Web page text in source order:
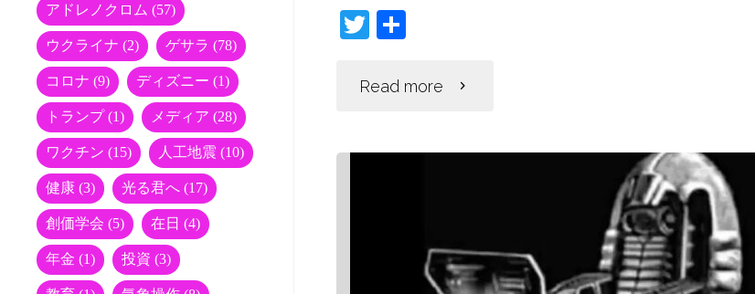
T
itt
Read more "悪
メ
アドレノクロム (57)
ウクライナ (2) ゲサラ (78)
コロナ (9) ディズニー (1)
トランプ(1) メディア (28)
ワクチン (15) 人工地震 (10)
健康 (3) 光る君へ (17)
創価学会 (5) 在日 (4)
年金 (1) 投資 (3)